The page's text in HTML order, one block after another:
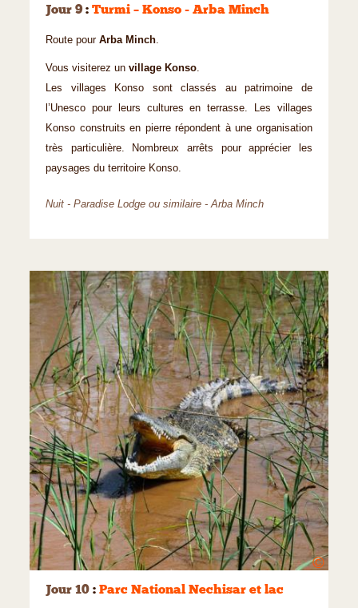
Jour 9: Turmi – Konso - Arba Minch
Route pour Arba Minch.
Vous visiterez un village Konso.
Les villages Konso sont classés au patrimoine de
l’Unesco pour leurs cultures en terrasse. Les villages
Konso construits en pierre répondent à une organisation
très particulière. Nombreux arrêts pour apprécier les
paysages du territoire Konso.
Nuit - Paradise Lodge ou similaire - Arba Minch​​​​​​
©
Jour 10 : Parc National Nechisar et lac